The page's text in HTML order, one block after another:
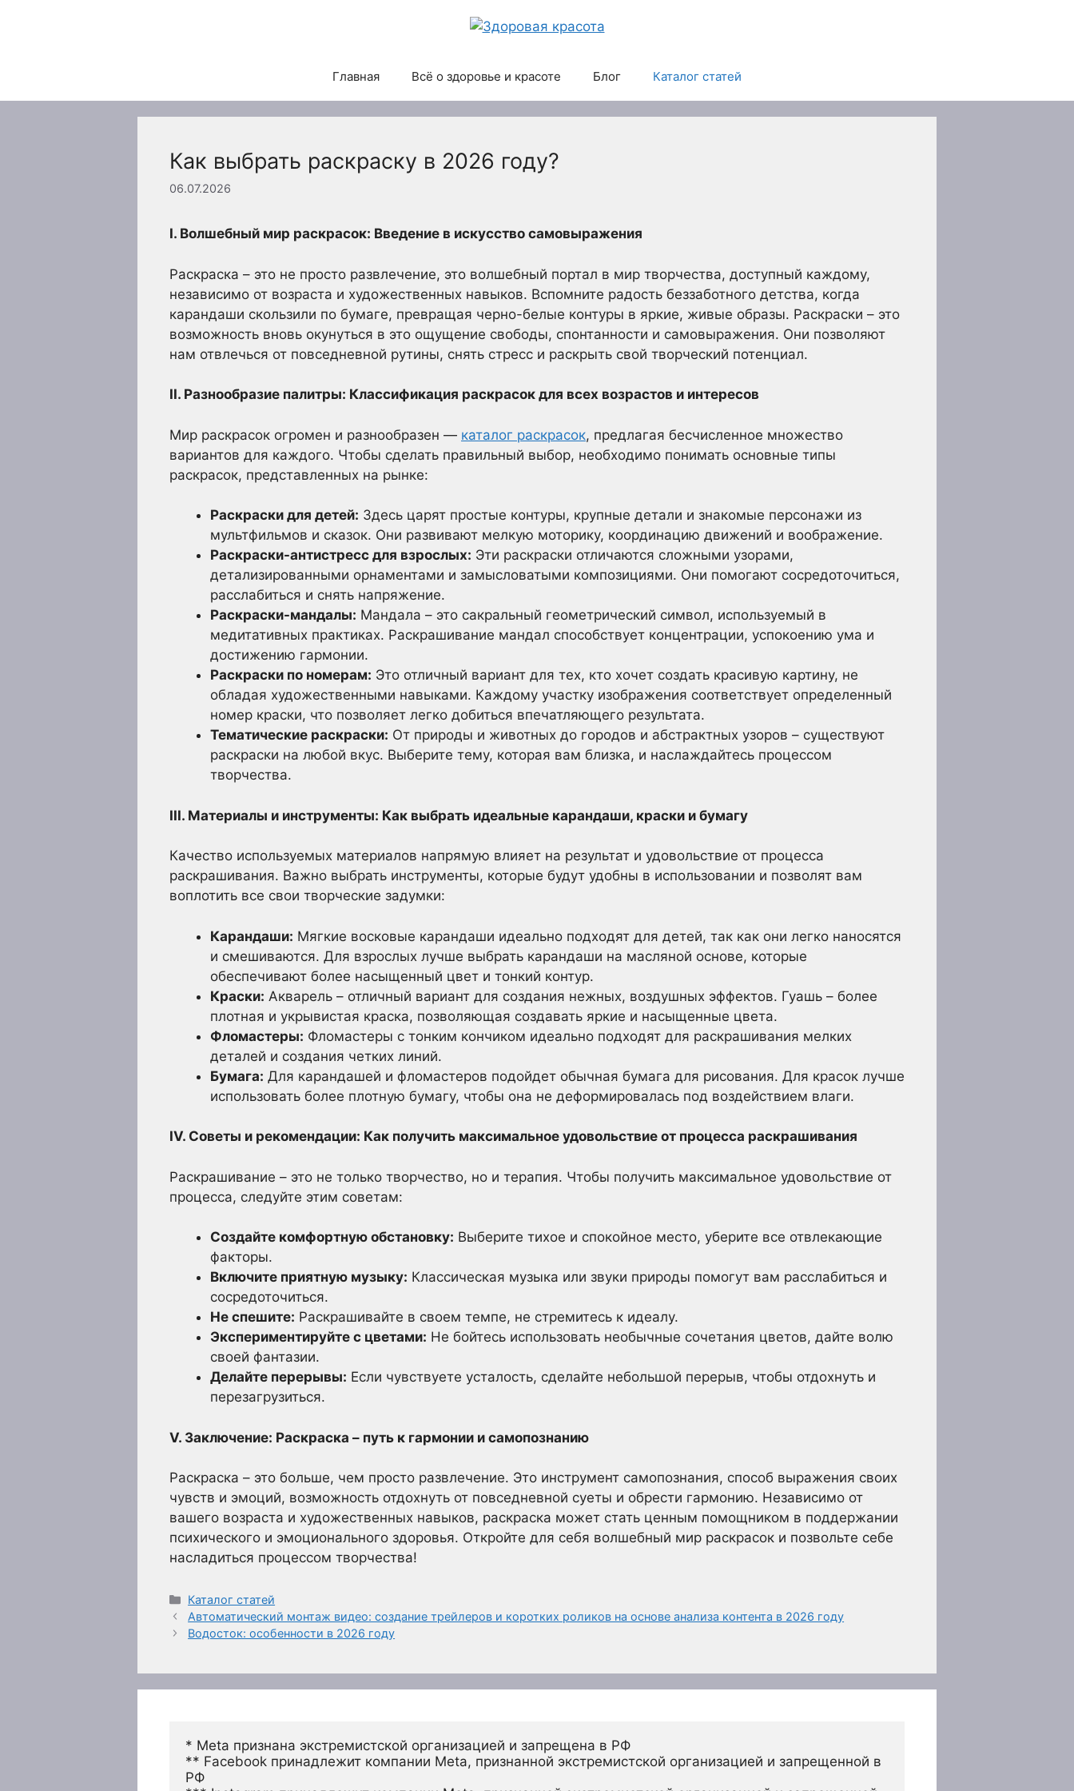
Главная Всё о здоровье и красоте Блог Каталог статей
Как выбрать раскраску в 2026 году?
06.07.2026
I. Волшебный мир раскрасок: Введение в искусство самовыражения
Раскраска – это не просто развлечение, это волшебный портал в мир творчества, доступный каждому,
независимо от возраста и художественных навыков. Вспомните радость беззаботного детства, когда
карандаши скользили по бумаге, превращая черно-белые контуры в яркие, живые образы. Раскраски – это
возможность вновь окунуться в это ощущение свободы, спонтанности и самовыражения. Они позволяют
нам отвлечься от повседневной рутины, снять стресс и раскрыть свой творческий потенциал.
II. Разнообразие палитры: Классификация раскрасок для всех возрастов и интересов
Мир раскрасок огромен и разнообразен — каталог раскрасок, предлагая бесчисленное множество
вариантов для каждого. Чтобы сделать правильный выбор, необходимо понимать основные типы
раскрасок, представленных на рынке:
Раскраски для детей: Здесь царят простые контуры, крупные детали и знакомые персонажи из
мультфильмов и сказок. Они развивают мелкую моторику, координацию движений и воображение.
Раскраски-антистресс для взрослых: Эти раскраски отличаются сложными узорами,
детализированными орнаментами и замысловатыми композициями. Они помогают сосредоточиться,
расслабиться и снять напряжение.
Раскраски-мандалы: Мандала – это сакральный геометрический символ, используемый в
медитативных практиках. Раскрашивание мандал способствует концентрации, успокоению ума и
достижению гармонии.
Раскраски по номерам: Это отличный вариант для тех, кто хочет создать красивую картину, не
обладая художественными навыками. Каждому участку изображения соответствует определенный
номер краски, что позволяет легко добиться впечатляющего результата.
Тематические раскраски: От природы и животных до городов и абстрактных узоров – существуют
раскраски на любой вкус. Выберите тему, которая вам близка, и наслаждайтесь процессом
творчества.
III. Материалы и инструменты: Как выбрать идеальные карандаши, краски и бумагу
Качество используемых материалов напрямую влияет на результат и удовольствие от процесса
раскрашивания. Важно выбрать инструменты, которые будут удобны в использовании и позволят вам
воплотить все свои творческие задумки:
Карандаши: Мягкие восковые карандаши идеально подходят для детей, так как они легко наносятся
и смешиваются. Для взрослых лучше выбрать карандаши на масляной основе, которые
обеспечивают более насыщенный цвет и тонкий контур.
Краски: Акварель – отличный вариант для создания нежных, воздушных эффектов. Гуашь – более
плотная и укрывистая краска, позволяющая создавать яркие и насыщенные цвета.
Фломастеры: Фломастеры с тонким кончиком идеально подходят для раскрашивания мелких
деталей и создания четких линий.
Бумага: Для карандашей и фломастеров подойдет обычная бумага для рисования. Для красок лучше
использовать более плотную бумагу, чтобы она не деформировалась под воздействием влаги.
IV. Советы и рекомендации: Как получить максимальное удовольствие от процесса раскрашивания
Раскрашивание – это не только творчество, но и терапия. Чтобы получить максимальное удовольствие от
процесса, следуйте этим советам:
Создайте комфортную обстановку: Выберите тихое и спокойное место, уберите все отвлекающие
факторы.
Включите приятную музыку: Классическая музыка или звуки природы помогут вам расслабиться и
сосредоточиться.
Не спешите: Раскрашивайте в своем темпе, не стремитесь к идеалу.
Экспериментируйте с цветами: Не бойтесь использовать необычные сочетания цветов, дайте волю
своей фантазии.
Делайте перерывы: Если чувствуете усталость, сделайте небольшой перерыв, чтобы отдохнуть и
перезагрузиться.
V. Заключение: Раскраска – путь к гармонии и самопознанию
Раскраска – это больше, чем просто развлечение. Это инструмент самопознания, способ выражения своих
чувств и эмоций, возможность отдохнуть от повседневной суеты и обрести гармонию. Независимо от
вашего возраста и художественных навыков, раскраска может стать ценным помощником в поддержании
психического и эмоционального здоровья. Откройте для себя волшебный мир раскрасок и позвольте себе
насладиться процессом творчества!
Рубрики
Каталог статей
Автоматический монтаж видео: создание трейлеров и коротких роликов на основе анализа контента в 2026 году
Водосток: особенности в 2026 году
* Meta признана экстремистской организацией и запрещена в РФ
** Facebook принадлежит компании Meta, признанной экстремистской организацией и запрещенной в
РФ